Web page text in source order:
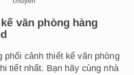
văn phòng hàng
cảnh thiết kế văn phòng
tiết nhất. Bạn hãy cùng nhà